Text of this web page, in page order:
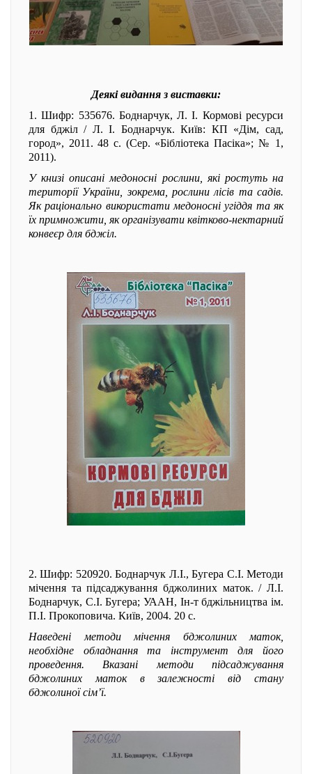
Деякі видання з виставки:
1. Шифр: 535676. Боднарчук, Л. І. Кормові ресурси
для бджіл / Л. І. Боднарчук. Київ: КП «Дім, сад,
город», 2011. 48 с. (Сер. «Бібліотека Пасіка»; № 1,
2011).
У книзі описані медоносні рослини, які ростуть на
території України, зокрема, рослини лісів та садів.
Як раціонально використати медоносні угіддя та як
їх примножити, як організувати квітково-нектарний
конвеєр для бджіл.
2. Шифр: 520920. Боднарчук Л.І., Бугера С.І. Методи
мічення та підсаджування бджолиних маток. / Л.І.
Боднарчук, С.І. Бугера; УААН, Ін-т бджільництва ім.
П.І. Прокоповича. Київ, 2004. 20 с.
Наведені методи мічення бджолиних маток,
необхідне обладнання та інструмент для його
проведення. Вказані методи підсаджування
бджолиних маток в залежності від стану
бджолиної сім’ї.